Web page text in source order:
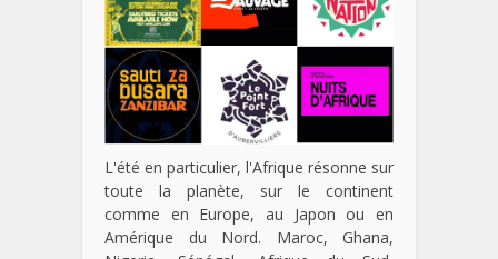
L'été en particulier, l'Afrique résonne sur
toute la planète, sur le continent
comme en Europe, au Japon ou en
Amérique du Nord. Maroc, Ghana,